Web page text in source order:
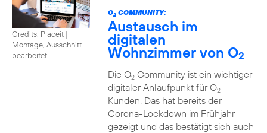
Credits: Placeit |
Montage, Ausschnitt
bearbeitet
O2COMMUNITY:
Austausch im
digitalen
Wohnzimmer von O2
Die O2Community ist ein wichtiger
digitaler Anlaufpunkt für O2
Kunden. Das hat bereits der
Corona-Lockdown im Frühjahr
gezeigt und das bestätigt sich auch